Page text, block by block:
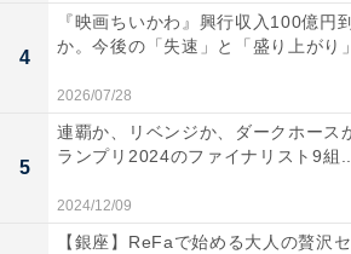
前の記事
4
『映画ちいかわ』興行収入100億円
か。今後の「失速」と「盛り上がり
2026/07/28
5
連覇か、リベンジか、ダークホース
ランプリ2024のファイナリスト9組
2024/12/09
【銀座】ReFaで始める大人の贅沢